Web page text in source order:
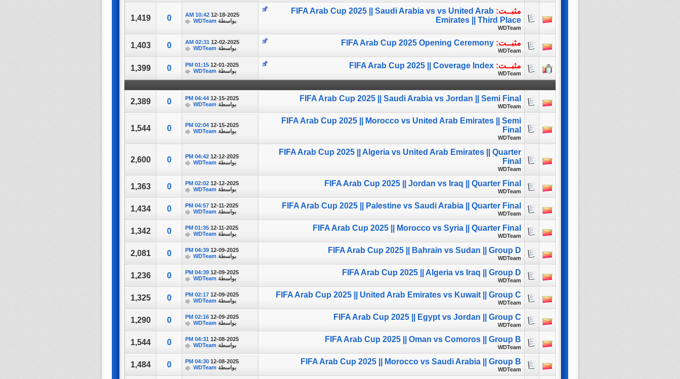
مثبــت: FIFA Arab Cup 2025 || Saudi Arabia vs vs United Arab
Emirates || Third Place
WDTeam
12-18-2025
10:42 AM
بواسطة WDTeam
0
1,419
مثبــت: FIFA Arab Cup 2025 Opening Ceremony
WDTeam
12-02-2025
02:31 AM
بواسطة WDTeam
0
1,403
مثبــت: FIFA Arab Cup 2025 || Coverage Index
WDTeam
12-01-2025
01:15 PM
بواسطة WDTeam
0
1,399
FIFA Arab Cup 2025 || Saudi Arabia vs Jordan || Semi Final
WDTeam
12-15-2025
04:44 PM
بواسطة WDTeam
0
2,389
FIFA Arab Cup 2025 || Morocco vs United Arab Emirates || Semi
Final
WDTeam
12-15-2025
02:04 PM
بواسطة WDTeam
0
1,544
FIFA Arab Cup 2025 || Algeria vs United Arab Emirates || Quarter
Final
WDTeam
12-12-2025
04:42 PM
بواسطة WDTeam
0
2,600
FIFA Arab Cup 2025 || Jordan vs Iraq || Quarter Final
WDTeam
12-12-2025
02:02 PM
بواسطة WDTeam
0
1,363
FIFA Arab Cup 2025 || Palestine vs Saudi Arabia || Quarter Final
WDTeam
12-11-2025
04:57 PM
بواسطة WDTeam
0
1,434
FIFA Arab Cup 2025 || Morocco vs Syria || Quarter Final
WDTeam
12-11-2025
01:35 PM
بواسطة WDTeam
0
1,342
FIFA Arab Cup 2025 || Bahrain vs Sudan || Group D
WDTeam
12-09-2025
04:39 PM
بواسطة WDTeam
0
2,081
FIFA Arab Cup 2025 || Algeria vs Iraq || Group D
WDTeam
12-09-2025
04:39 PM
بواسطة WDTeam
0
1,236
FIFA Arab Cup 2025 || United Arab Emirates vs Kuwait || Group C
WDTeam
12-09-2025
02:17 PM
بواسطة WDTeam
0
1,325
FIFA Arab Cup 2025 || Egypt vs Jordan || Group C
WDTeam
12-09-2025
02:16 PM
بواسطة WDTeam
0
1,290
FIFA Arab Cup 2025 || Oman vs Comoros || Group B
WDTeam
12-08-2025
04:31 PM
بواسطة WDTeam
0
1,544
FIFA Arab Cup 2025 || Morocco vs Saudi Arabia || Group B
WDTeam
12-08-2025
04:30 PM
بواسطة WDTeam
0
1,484